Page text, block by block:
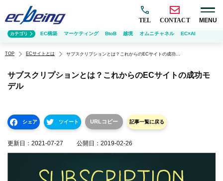
TEL CONTACT MENU
TOP ECサイトとは サブスクリプションとは？これからのECサイトの成功モデル
サブスクリプションとは？これからのECサイトの成功モ
デル
シェア ツイート URLコピー 記事一覧に戻る
更新日： 2021-07-27 公開日： 2019-02-26
カテゴリ EC構築 マーケティング BtoB 越境 オムニチャネル EC×AI